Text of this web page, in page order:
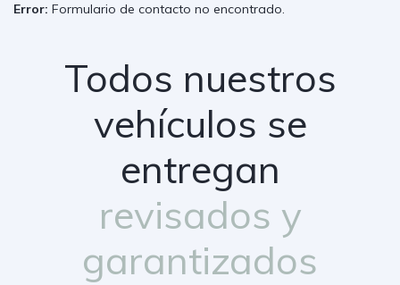
Error: Formulario de contacto no encontrado.
Todos nuestros
vehículos se
entregan
revisados y
garantizados